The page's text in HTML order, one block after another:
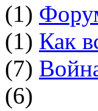
(1)
(1) Как
(7)
(6)